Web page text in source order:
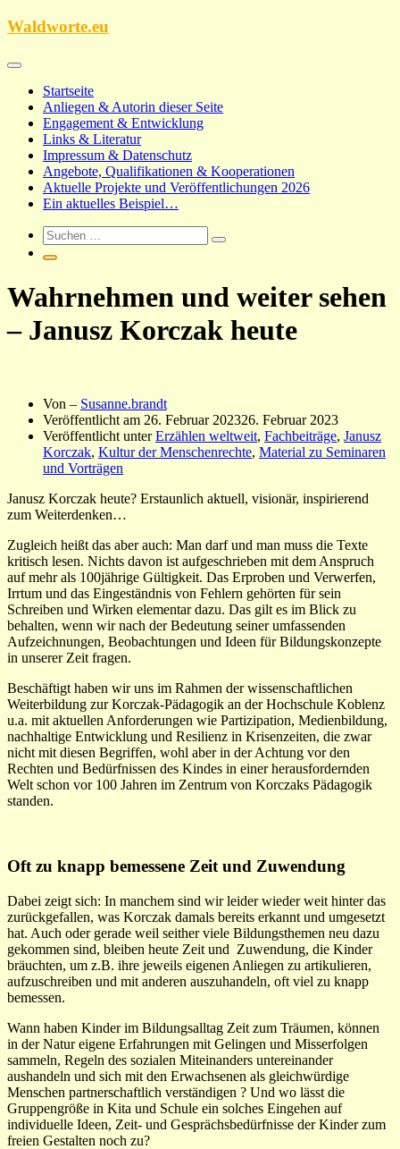
Zum
Waldworte.eu
Startseite
Anliegen & Autorin dieser Seite
Engagement & Entwicklung
Links & Literatur
Impressum & Datenschutz
Angebote, Qualifikationen & Kooperationen
Aktuelle Projekte und Veröffentlichungen 2026
Ein aktuelles Beispiel…
Wahrnehmen und weiter sehen
– Janusz Korczak heute
Von – Susanne.brandt
Veröffentlicht am 26. Februar 202326. Februar 2023
Veröffentlicht unterErzählen weltweit, Fachbeiträge, Janusz
Korczak, Kultur der Menschenrechte, Material zu Seminaren
und Vorträgen
Janusz Korczak heute? Erstaunlich aktuell, visionär, inspirierend
zum Weiterdenken…
Zugleich heißt das aber auch: Man darf und man muss die Texte
kritisch lesen. Nichts davon ist aufgeschrieben mit dem Anspruch
auf mehr als 100jährige Gültigkeit. Das Erproben und Verwerfen,
Irrtum und das Eingeständnis von Fehlern gehörten für sein
Schreiben und Wirken elementar dazu. Das gilt es im Blick zu
behalten, wenn wir nach der Bedeutung seiner umfassenden
Aufzeichnungen, Beobachtungen und Ideen für Bildungskonzepte
in unserer Zeit fragen.
Beschäftigt haben wir uns im Rahmen der wissenschaftlichen
Weiterbildung zur Korczak-Pädagogik an der Hochschule Koblenz
u.a. mit aktuellen Anforderungen wie Partizipation, Medienbildung,
nachhaltige Entwicklung und Resilienz in Krisenzeiten, die zwar
nicht mit diesen Begriffen, wohl aber in der Achtung vor den
Rechten und Bedürfnissen des Kindes in einer herausfordernden
Welt schon vor 100 Jahren im Zentrum von Korczaks Pädagogik
standen.
Oft zu knapp bemessene Zeit und Zuwendung
Dabei zeigt sich: In manchem sind wir leider wieder weit hinter das
zurückgefallen, was Korczak damals bereits erkannt und umgesetzt
hat. Auch oder gerade weil seither viele Bildungsthemen neu dazu
gekommen sind, bleiben heute Zeit und Zuwendung, die Kinder
bräuchten, um z.B. ihre jeweils eigenen Anliegen zu artikulieren,
aufzuschreiben und mit anderen auszuhandeln, oft viel zu knapp
bemessen.
Wann haben Kinder im Bildungsalltag Zeit zum Träumen, können
in der Natur eigene Erfahrungen mit Gelingen und Misserfolgen
sammeln, Regeln des sozialen Miteinanders untereinander
aushandeln und sich mit den Erwachsenen als gleichwürdige
Menschen partnerschaftlich verständigen ? Und wo lässt die
Gruppengröße in Kita und Schule ein solches Eingehen auf
individuelle Ideen, Zeit- und Gesprächsbedürfnisse der Kinder zum
freien Gestalten noch zu?